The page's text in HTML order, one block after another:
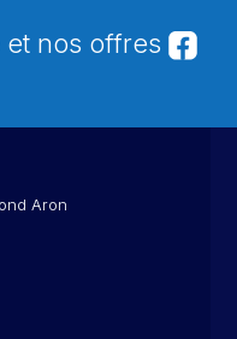
et nos offres
Aron